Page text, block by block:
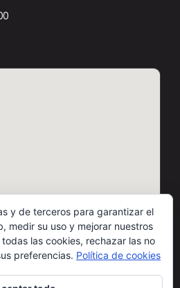
y de terceros para garantizar el
medir su uso y mejorar nuestros
las cookies, rechazar las no
preferencias. Política de cookies